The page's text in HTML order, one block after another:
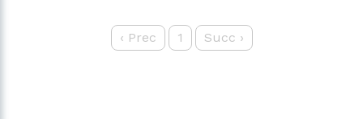
‹ Prec 1 Succ ›